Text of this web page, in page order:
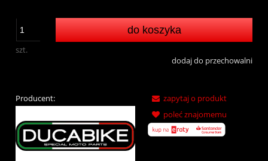
szt.
do koszyka
dodaj do przechowalni
Producent:
zapytaj o produkt
poleć znajomemu